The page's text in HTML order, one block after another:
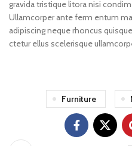
gravida tristique litora nisi
Ullamcorper ante ferm entum
adipiscing neque rhoncus
ctetur ellus scelerisque
Furniture